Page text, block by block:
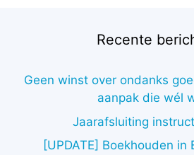
Recente
Geen winst over ondanks
aanpak die wél
Jaarafsluiting
[UPDATE] Boekhouden in